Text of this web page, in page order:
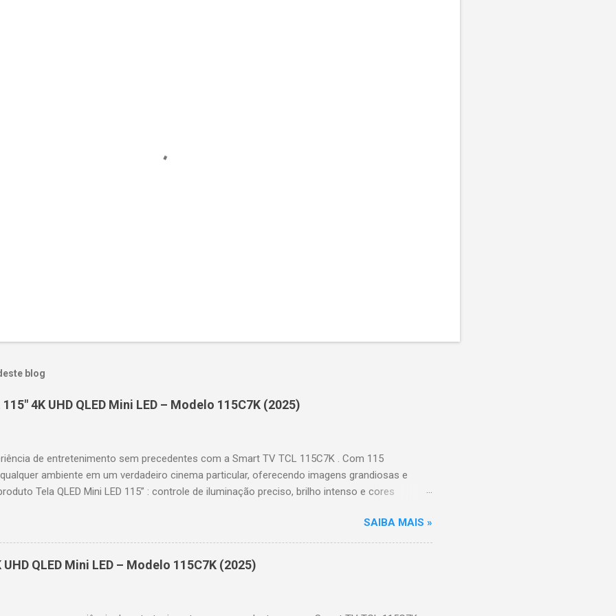
blog
4K UHD QLED Mini LED – Modelo 115C7K (2025)
de entretenimento sem precedentes com a Smart TV TCL 115C7K . Com 115
ambiente em um verdadeiro cinema particular, oferecendo imagens grandiosas e
Tela QLED Mini LED 115” : controle de iluminação preciso, brilho intenso e cores
imagens e movimentos fluidos. Taxa de atualização nativa de 144Hz (até 240Hz com DLG) :
garantindo fluidez e resposta imediata. Google TV integrado : interface intuitiva,
e acesso a aplicativos como YouTube, Netflix, Disney+, Prime Video, HBO Max e muito
de voz para facilitar sua navegação. 📐 Design e dimensões Largura: 256,6 cm |
44,5 cm Peso: 99,8 kg (229,3 kg com embalagem) Estrutura imponen...
SAIBA MAIS »
QLED Mini LED – Modelo 115C7K (2025)